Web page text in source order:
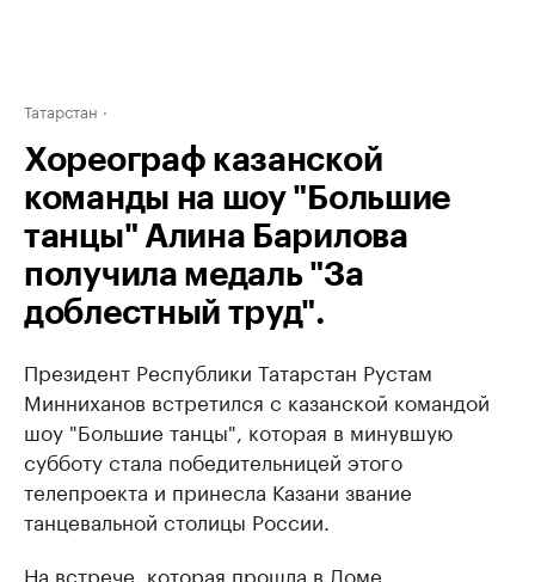
Татарстан
Хореограф казанской
команды на шоу "Большие
танцы" Алина Барилова
получила медаль "За
доблестный труд".
Президент Республики Татарстан Рустам
Минниханов встретился с казанской командой
шоу "Большие танцы", которая в минувшую
субботу стала победительницей этого
телепроекта и принесла Казани звание
танцевальной столицы России.
На встрече, которая прошла в Доме